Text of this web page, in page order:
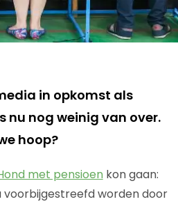
in opkomst als
nog weinig van over.
hoop?
met pensioen kon gaan:
voorbijgestreefd worden door